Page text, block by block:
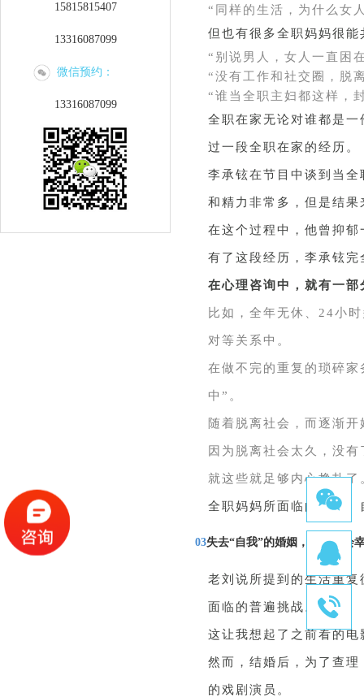
15815815407
13316087099
微信预约：
13316087099
“同样的生活，为什么女
但也有很多全职妈妈很能
“别说男人，女人一直困
“没有工作和社交圈，脱
“谁当全职主妇都这样，
全职在家无论对谁都是
过一段全职在家的经历。
李承铉在节目中谈到当
和精力非常多，但是结
在这个过程中，他曾抑
有了这段经历，李承铉
在心理咨询中，就有一
比如，全年无休、24小
对等关系中。
在做不完的重复的琐碎
中”。
随着脱离社会，而逐渐
因为脱离社会太久，没
就这些就足够内心挣扎了
全职妈妈所面临的焦虑
03失去“自我”的婚姻，注定不会
老刘说所提到的生活重
面临的普遍挑战。
这让我想起了之前看的
然而，结婚后，为了查
的戏剧演员。